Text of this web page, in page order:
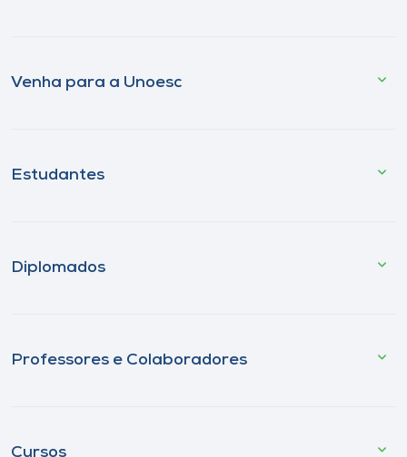
Venha para a Unoesc
Estudantes
Diplomados
Professores e Colaboradores
Cursos